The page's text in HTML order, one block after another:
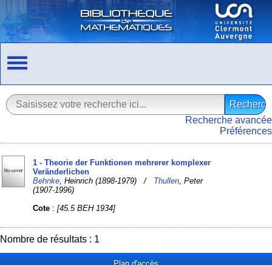
Recherche avancée
Préférences
1 - Theorie der Funktionen mehrerer komplexer
Veränderlichen
Behnke , Heinrich (1898-1979) / Thullen , Peter
(1907-1996)
Cote :[45.5 BEH 1934]
Nombre de résultats : 1